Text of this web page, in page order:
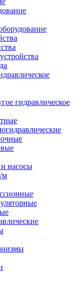
гидравлическое
насосы
м